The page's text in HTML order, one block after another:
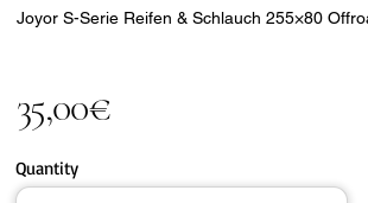
Joyor S-Serie Reifen & Schlauch 255×80
35,00€
Quantity